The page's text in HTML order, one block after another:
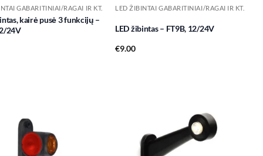
GABARITINIAI/RAGAI IR KT.
kairė pusė 3 funkcijų –
24V
LED ŽIBINTAI GABARITINIAI/RAGAI IR KT.
LED žibintas – FT9B, 12/24V
€9.00
Add to
wishlist